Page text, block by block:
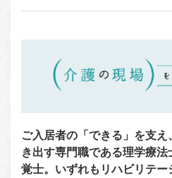
有
ご入居者の「できる」を支え
き出す専門職である理学療
覚士。いずれもリハビリテ